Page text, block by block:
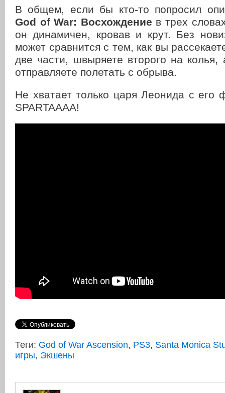
В общем, если бы кто-то попросил
God of War: Восхождение в трех
он динамичен, кровав и крут. Без
может сравнится с тем, как вы
две части, швыряете второго на колья,
отправляете полетать с обрыва.
Не хватает только царя Леонида с
SPARTAAAA!
Теги: God of War Ascension, PS3, Santa Monica
игры, Экшены